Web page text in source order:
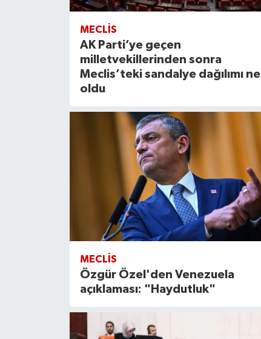
MECLIS
AK Parti’ye geçen
milletvekillerinden sonra
Meclis’teki sandalye dağılımı ne
oldu
MECLIS
Özgür Özel'den Venezuela
açıklaması: "Haydutluk"